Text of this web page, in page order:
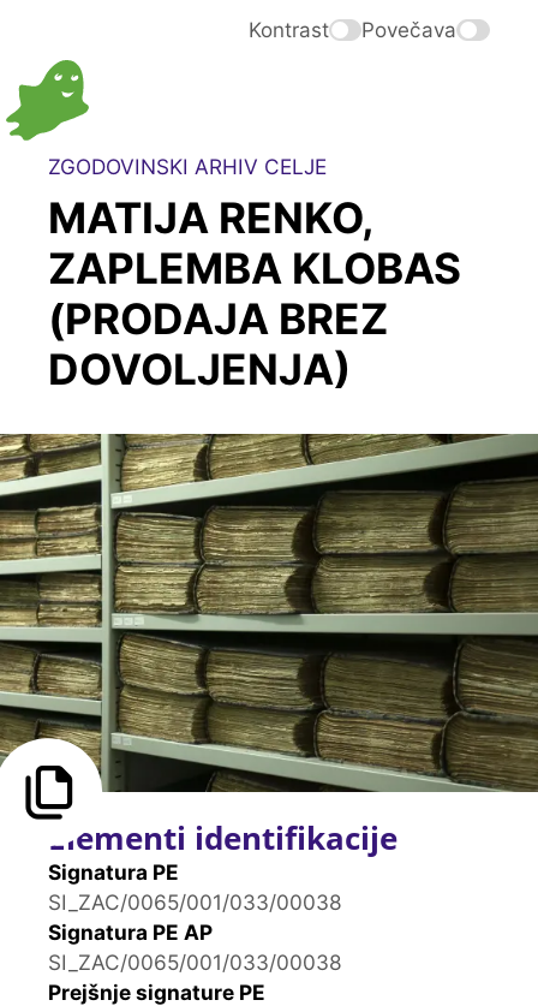
Kontrast Povečava
ZGODOVINSKI ARHIV CELJE
MATIJA RENKO,
ZAPLEMBA KLOBAS
(PRODAJA BREZ
DOVOLJENJA)
Elementi identifikacije
Signatura PE
SI_ZAC/0065/001/033/00038
Signatura PE AP
SI_ZAC/0065/001/033/00038
Prejšnje signature PE